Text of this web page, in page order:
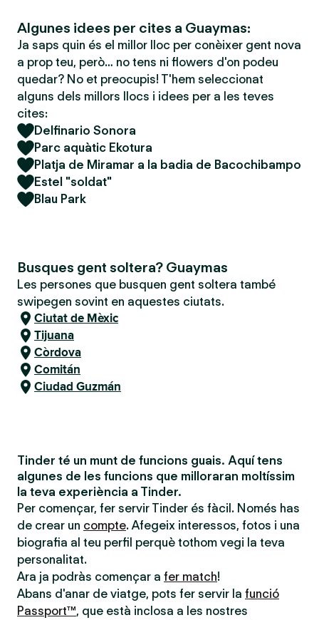
Algunes idees per cites a Guaymas:
Ja saps quin és el millor lloc per conèixer gent nova
a prop teu, però… no tens ni flowers d'on podeu
quedar? No et preocupis! T'hem seleccionat
alguns dels millors llocs i idees per a les teves
cites:
Delfinario Sonora
Parc aquàtic Ekotura
Platja de Miramar a la badia de Bacochibampo
Estel "soldat"
Blau Park
Busques gent soltera? Guaymas
Les persones que busquen gent soltera també
swipegen sovint en aquestes ciutats.
Ciutat de Mèxic
Tijuana
Còrdova
Comitán
Ciudad Guzmán
Tinder té un munt de funcions guais. Aquí tens
algunes de les funcions que milloraran moltíssim
la teva experiència a Tinder.
Per començar, fer servir Tinder és fàcil. Només has
de crear un compte. Afegeix interessos, fotos i una
biografia al teu perfil perquè tothom vegi la teva
personalitat.
Ara ja podràs començar a fer match!
Abans d'anar de viatge, pots fer servir la funció
Passport™, que està inclosa a les nostres